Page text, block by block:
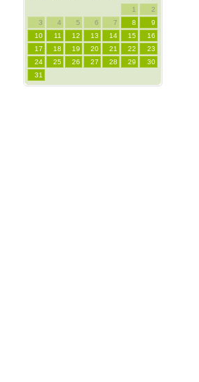
1
2
3
4 5 6 7 8
9
10
11 12 13 14 15
16
17
18 19 20 21 22
23
24
25 26 27 28 29
30
31